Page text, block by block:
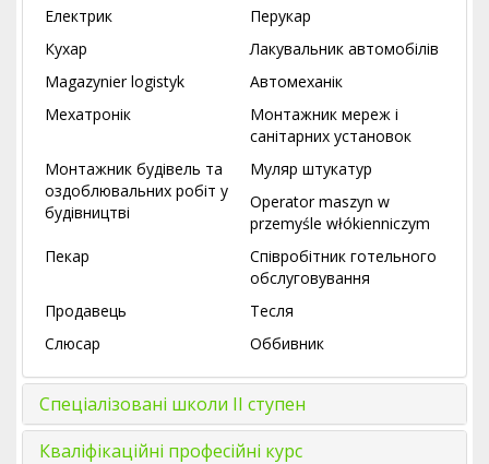
Електрик
Перукар
Кухар
Лакувальник автомобілів
Magazynier logistyk
Автомеханік
Мехатронік
Монтажник мереж і
санітарних установок
Монтажник будівель та
оздоблювальних робіт у
будівництві
Муляр штукатур
Operator maszyn w
przemyśle włókienniczym
Пекар
Співробітник готельного
обслуговування
Продавець
Тесля
Слюсар
Оббивник
Спеціалізовані школи ІІ ступен
Кваліфікаційні професійні курс